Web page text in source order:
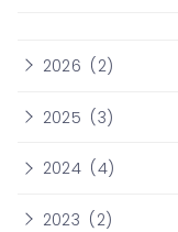
2026 (2)
2025 (3)
2024 (4)
2023 (2)